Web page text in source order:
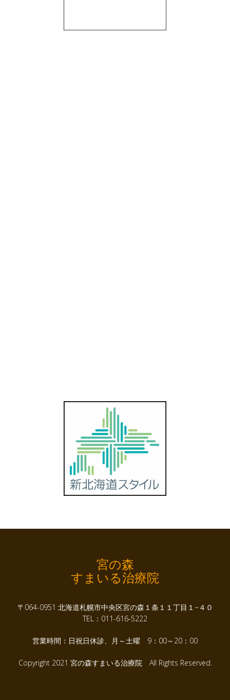
宮の森
すまいる治療院
〒064-0951 北海道札幌市中央区宮の森１条１１丁目１−４０
TEL：011-616-5222
営業時間：日祝日休診、月～土曜 9：00～20：00
Copyright 2021 宮の森すまいる治療院 All Rights Reserved.